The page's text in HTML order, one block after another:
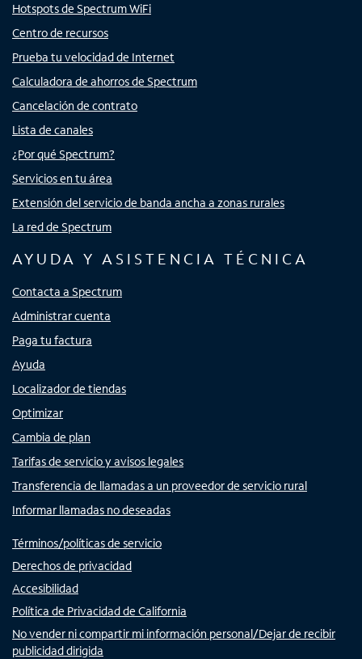
Hotspots de Spectrum WiFi
Centro de recursos
Prueba tu velocidad de Internet
Calculadora de ahorros de Spectrum
Cancelación de contrato
Lista de canales
¿Por qué Spectrum?
Servicios en tu área
Extensión del servicio de banda ancha a zonas rurales
La red de Spectrum
AYUDA Y ASISTENCIA TÉCNICA
Contacta a Spectrum
Administrar cuenta
Paga tu factura
Ayuda
Localizador de tiendas
Optimizar
Cambia de plan
Tarifas de servicio y avisos legales
Transferencia de llamadas a un proveedor de servicio rural
Informar llamadas no deseadas
Términos/políticas de servicio
Derechos de privacidad
Accesibilidad
Política de Privacidad de California
No vender ni compartir mi información personal/Dejar de recibir
publicidad dirigida